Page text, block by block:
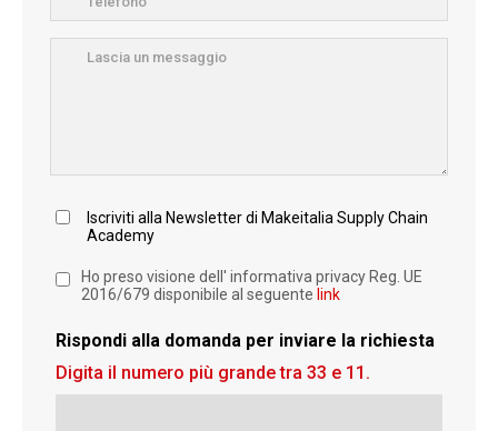
Iscriviti alla Newsletter di Makeitalia Supply Chain
Academy
Ho preso visione dell' informativa privacy Reg. UE
2016/679 disponibile al seguente link
Rispondi alla domanda per inviare la richiesta
Digita il numero più grande tra 33 e 11.